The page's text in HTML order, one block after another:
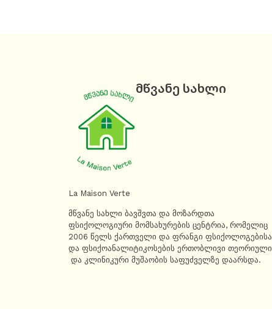
მწვანე სახლი
La Maison Verte
მწვანე სახლი ბავშვთა და მოზარდთა
ფსიქოლოგიური მომსახურების ცენტრია, რომელიც
2006 წელს ქართველი და ფრანგი ფსიქოლოგებისა
და ფსიქოანალიტიკოსების ერთობლივი თეორიული
და კლინიკური მუშაობის საფუძველზე დაარსდა.